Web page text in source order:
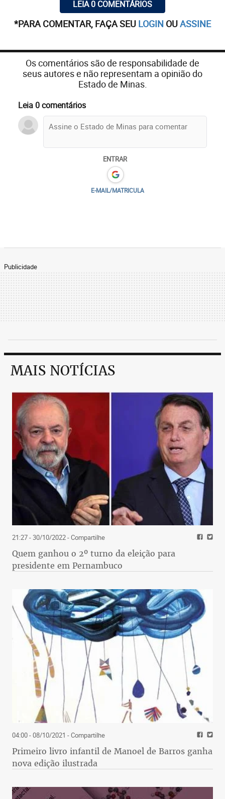
LEIA 0 COMENTÁRIOS
*PARA COMENTAR, FAÇA SEU LOGIN OUASSINE
Os comentários são de responsabilidade de
seus autores e não representam a opinião do
Estado de Minas.
Leia 0 comentários
ENTRAR
E-MAIL/MATRICULA
Publicidade
MAIS NOTÍCIAS
21:27 - 30/10/2022- Compartilhe
Quem ganhou o 2º turno da eleição para
presidente em Pernambuco
04:00 - 08/10/2021 - Compartilhe
Primeiro livro infantil de Manoel de Barros ganha
nova edição ilustrada